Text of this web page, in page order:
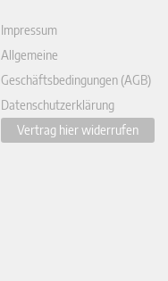
Impressum
Allgemeine
Geschäftsbedingungen (AGB)
Datenschutzerklärung
Vertrag hier widerrufen